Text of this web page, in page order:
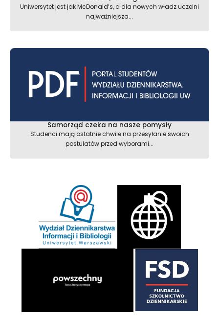
Uniwersytet jest jak McDonald’s, a dla nowych władz uczelni
najważniejsza...
Samorząd czeka na nasze pomysły
Studenci mają ostatnie chwile na przesyłanie swoich
postulatów przed wyborami...